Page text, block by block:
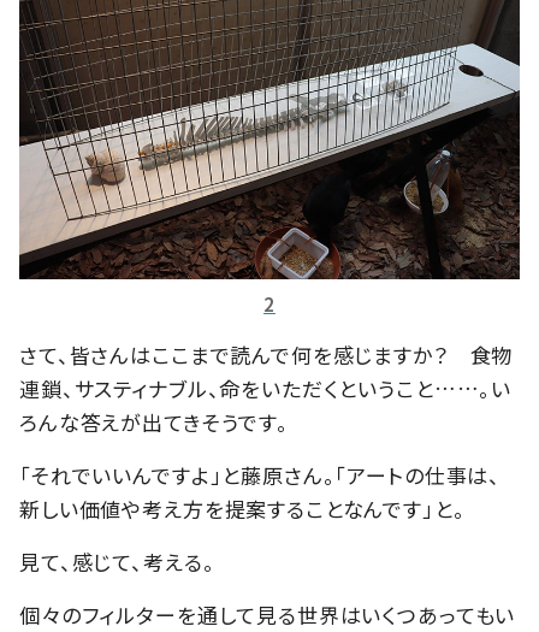
2
さて、皆さんはここまで読んで何を感じますか？ 食物
連鎖、サスティナブル、命をいただくということ……。い
ろんな答えが出てきそうです。
「それでいいんですよ」と藤原さん。「アートの仕事は、
新しい価値や考え方を提案することなんです」と。
見て、感じて、考える。
個々のフィルターを通して見る世界はいくつあってもい